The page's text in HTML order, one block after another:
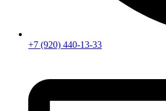
+7 (920) 440-13-33